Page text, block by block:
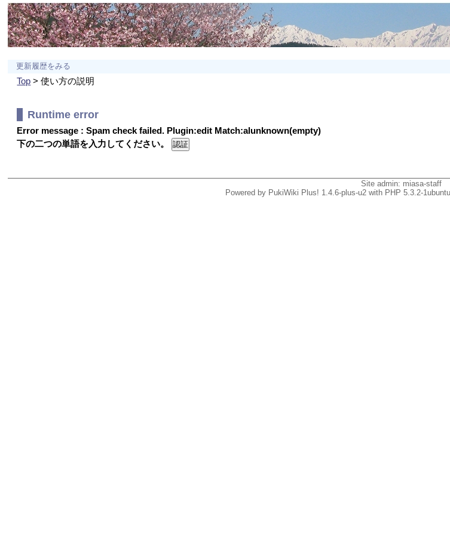
更新履歴をみる
Top > 使い方の説明
Runtime error
Error message : Spam check failed. Plugin:edit Match:alunknown(empty)
下の二つの単語を入力してください。
Site admin: miasa-staff
Powered by PukiWiki Plus! 1.4.6-plus-u2 with PHP 5.3.2-